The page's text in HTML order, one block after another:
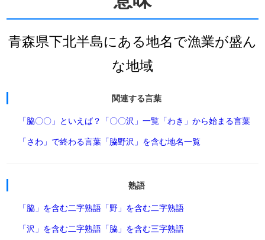
青森県下北半島にある地名で漁業が盛ん
な地域
関連する言葉
「脇〇〇」といえば？ 「〇〇沢」一覧 「わき」から始まる言葉
「さわ」で終わる言葉 「脇野沢」を含む地名一覧
熟語
「脇」を含む二字熟語 「野」を含む二字熟語
「沢」を含む二字熟語 「脇」を含む三字熟語